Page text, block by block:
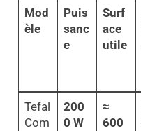
Mod
èle
Puis
sanc
e
Surf
ace
utile
Tefal
Com
200
0 W
≈
600